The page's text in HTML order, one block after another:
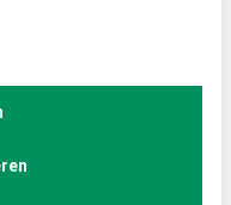
100
und Nüssen oder
zum Sommer wie
Jahrhundert wurde
sich im Mund
für die eine